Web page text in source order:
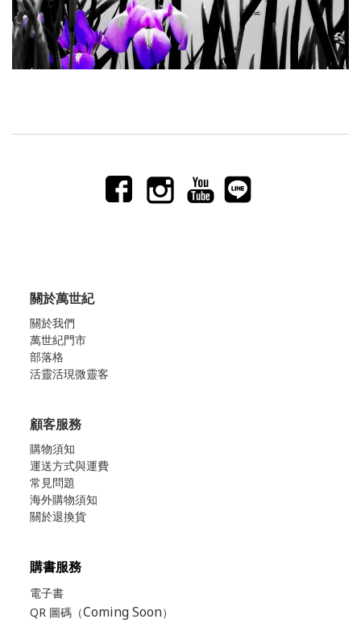
關於萬世紀
關於我們
萬世紀門市
部落格
活靈活現微靈客
顧客服務
購物須知
運送方式與運費
常見問題
海外購物須知
關於退換貨
購書服務
電子書
QR 圖碼（Coming Soon）